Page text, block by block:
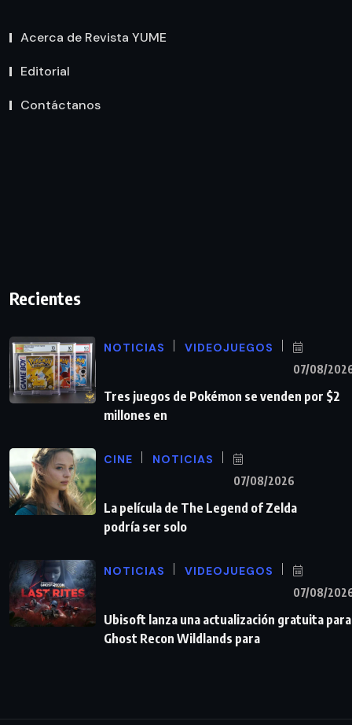
Acerca de Revista YUME
Editorial
Contáctanos
Recientes
NOTICIAS VIDEOJUEGOS
07/08/
Tres juegos de Pokémon se venden por $2
millones en
CINE NOTICIAS
07/08/2026
La película de The Legend of Zelda
podría ser solo
NOTICIAS VIDEOJUEGOS
07/08/
Ubisoft lanza una actualización gratuita para
Ghost Recon Wildlands para